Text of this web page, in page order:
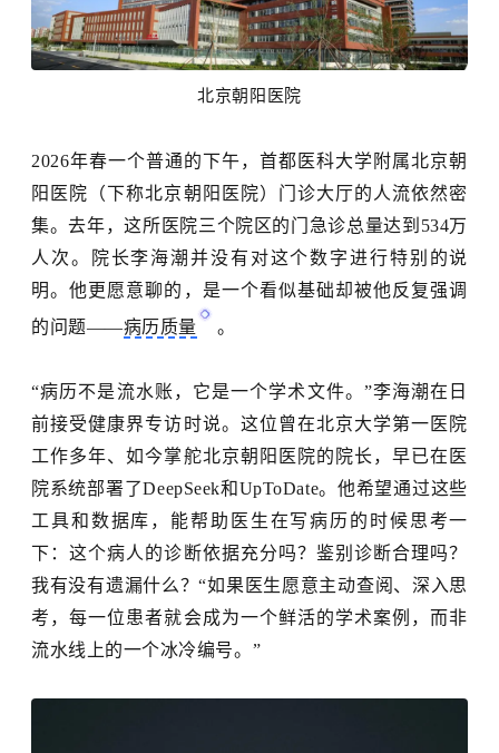
北京朝阳医院
2026年春一个普通的下午，首都医科大学附属北京朝
阳医院（下称北京朝阳医院） 门诊大厅的人流依然密
集。去年，这所医院三个院区的门急诊总量达到 534万
人次。
院长李海潮并没有对这个数字进行特别的说
明。他更愿意聊的，是一个看似基础却被他反复强调
的问题——病历质量 。
“病历不是流水账，它是一个学术文件。 ”李海潮在日
前接受健康界专访时说。这位曾在北京大学第一医院
工作多年、如今掌舵北京朝阳医院的院长，早已在医
院系统部署了DeepSeek和UpToDate。他希望通过这些
工具和数据库，能帮助医生在写病历的时候思考一
下：这个病人的诊断依据充分吗？鉴别诊断合理吗？
我有没有遗漏什么？“如果医生愿意主动查阅、深入思
考，每一位患者就会成为一个鲜活的学术案例，而非
流水线上的一个冰冷编号。”